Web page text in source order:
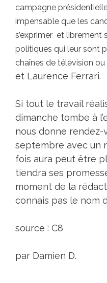
campagne
impensable que les
s’exprimer et librement
politiques qui leur sont
chaînes de télévision ou
et Laurence Ferrari.
Si tout le travail
dimanche tombe à
nous donne rendez-
septembre avec un
fois aura peut être
tiendra ses
moment de la
connais pas le nom
source : C8
par Damien D.